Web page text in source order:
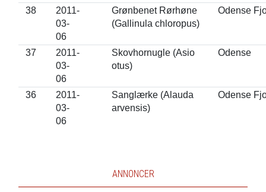
38
2011-
03-
06
Grønbenet Rørhøne
(Gallinula chloropus)
Odense
37
2011-
03-
06
Skovhornugle (Asio
otus)
Odense
36
2011-
03-
06
Sanglærke (Alauda
arvensis)
Odense
ANNONCER